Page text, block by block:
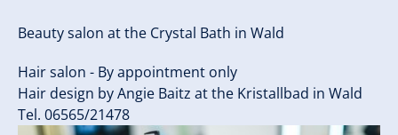
Beauty salon at the Crystal Bath in Wald
Hair salon - By appointment only
Hair design by Angie Baitz at the Kristallbad in Wald
Tel. 06565/21478